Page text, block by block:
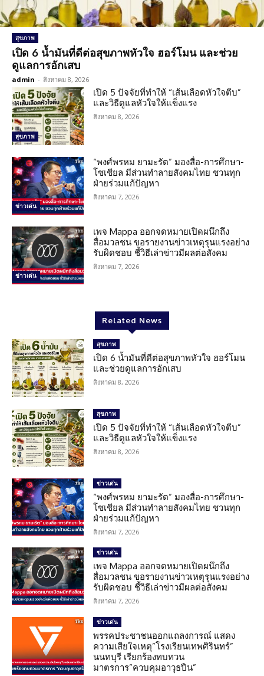
สุขภาพ
เปิด 6 น้ำมันที่ดีต่อสุขภาพหัวใจ ฮอร์โมน และช่วย
ดูแลการอักเสบ
admin - สิงหาคม 8, 2026
สุขภาพ
เปิด 5 ปัจจัยที่ทำให้ “เส้นเลือดหัวใจตีบ”
และวิธีดูแลหัวใจให้แข็งแรง
สิงหาคม 8, 2026
ข่าวเด่น
“พงศ์พรหม ยามะรัต” มองสื่อ-การศึกษา-
โซเชียล มีส่วนทำลายสังคมไทย ชวนทุก
ฝ่ายร่วมแก้ปัญหา
สิงหาคม 7, 2026
ข่าวเด่น
เพจ Mappa ออกจดหมายเปิดผนึกถึง
สื่อมวลชน ขอรายงานข่าวเหตุรุนแรงอย่าง
รับผิดชอบ ชี้วิธีเล่าข่าวมีผลต่อสังคม
สิงหาคม 7, 2026
Related News
สุขภาพ
เปิด 6 น้ำมันที่ดีต่อสุขภาพหัวใจ ฮอร์โมน
และช่วยดูแลการอักเสบ
สิงหาคม 8, 2026
สุขภาพ
เปิด 5 ปัจจัยที่ทำให้ “เส้นเลือดหัวใจตีบ”
และวิธีดูแลหัวใจให้แข็งแรง
สิงหาคม 8, 2026
ข่าวเด่น
“พงศ์พรหม ยามะรัต” มองสื่อ-การศึกษา-
โซเชียล มีส่วนทำลายสังคมไทย ชวนทุก
ฝ่ายร่วมแก้ปัญหา
สิงหาคม 7, 2026
ข่าวเด่น
เพจ Mappa ออกจดหมายเปิดผนึกถึง
สื่อมวลชน ขอรายงานข่าวเหตุรุนแรงอย่าง
รับผิดชอบ ชี้วิธีเล่าข่าวมีผลต่อสังคม
สิงหาคม 7, 2026
ข่าวเด่น
พรรคประชาชนออกแถลงการณ์ แสดง
ความเสียใจเหตุ”โรงเรียนเทพศิรินทร์”
นนทบุรี เรียกร้องทบทวน
มาตรการ”ควบคุมอาวุธปืน”